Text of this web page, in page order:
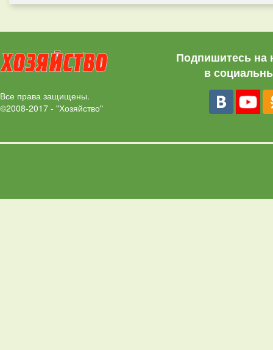
Все права защищены.
©2008-2017 - "Хозяйство"
Подпишитесь на
в